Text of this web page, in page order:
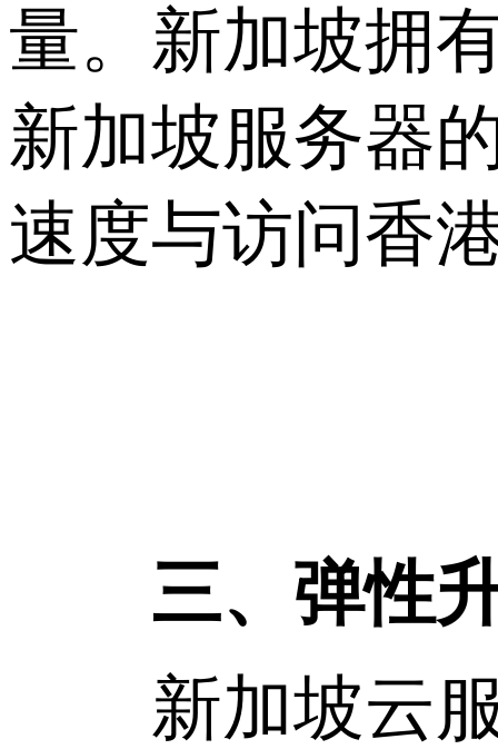
量。新加坡拥
新加坡服务器
速度与访问香
三、弹性
新加坡云服